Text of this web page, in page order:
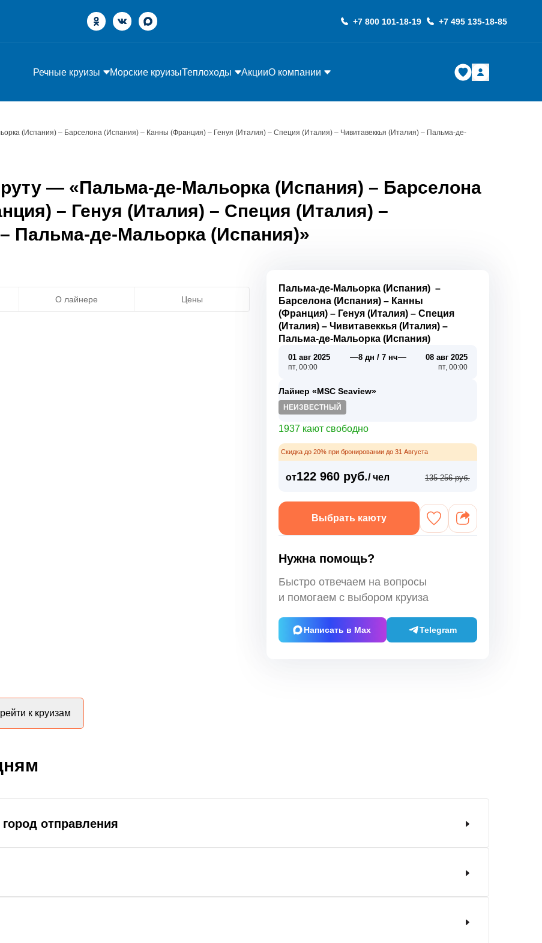
+7 800 101-18-19 +7 495 135-18-85
Речные круизы Морские круизыТеплоходы АкцииО компании
(Испания) – Барселона (Испания) – Канны (Франция) – Генуя (Италия) – Специя (Италия) – Чивитавеккья (Италия) – Пальма-де-
— «Пальма-де-Мальорка (Испания) – Барселона
– Генуя (Италия) – Специя (Италия) –
Пальма-де-Мальорка (Испания)»
О лайнере Цены
Пальма-де-Мальорка (Испания) –
Барселона (Испания) – Канны
(Франция) – Генуя (Италия) –Специя
(Италия) –Чивитавеккья (Италия) –
Пальма-де-Мальорка (Испания)
01 авг 2025
пт, 00:00
—8 дн / 7 нч— 08 авг 2025
пт, 00:00
Лайнер «MSC Seaview»
НЕИЗВЕСТНЫЙ
1937 кают свободно
Скидка до 20% при бронировании до 31 Августа
от122 960 руб./ чел 135 256 руб.
Выбрать каюту
Нужна помощь?
Быстро отвечаем на вопросы
и помогаем с выбором круиза
Написать в Max Telegram
к круизам
город отправления